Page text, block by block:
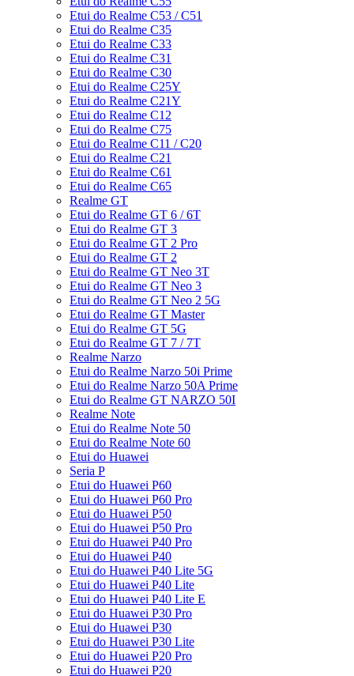
Etui do Realme C53 / C51
Etui do Realme C35
Etui do Realme C33
Etui do Realme C31
Etui do Realme C30
Etui do Realme C25Y
Etui do Realme C21Y
Etui do Realme C12
Etui do Realme C75
Etui do Realme C11 / C20
Etui do Realme C21
Etui do Realme C61
Etui do Realme C65
Realme GT
Etui do Realme GT 6 / 6T
Etui do Realme GT 3
Etui do Realme GT 2 Pro
Etui do Realme GT 2
Etui do Realme GT Neo 3T
Etui do Realme GT Neo 3
Etui do Realme GT Neo 2 5G
Etui do Realme GT Master
Etui do Realme GT 5G
Etui do Realme GT 7 / 7T
Realme Narzo
Etui do Realme Narzo 50i Prime
Etui do Realme Narzo 50A Prime
Etui do Realme GT NARZO 50I
Realme Note
Etui do Realme Note 50
Etui do Realme Note 60
Etui do Huawei
Seria P
Etui do Huawei P60
Etui do Huawei P60 Pro
Etui do Huawei P50
Etui do Huawei P50 Pro
Etui do Huawei P40 Pro
Etui do Huawei P40
Etui do Huawei P40 Lite 5G
Etui do Huawei P40 Lite
Etui do Huawei P40 Lite E
Etui do Huawei P30 Pro
Etui do Huawei P30
Etui do Huawei P30 Lite
Etui do Huawei P20 Pro
Etui do Huawei P20